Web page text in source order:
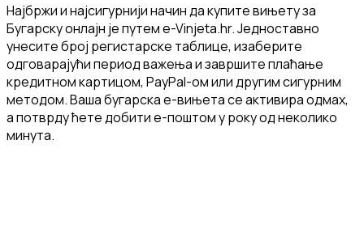
Најбржи и најсигурнији начин да купите вињету за
Бугарску онлајн је путем e-Vinjeta.hr. Једноставно
унесите број регистарске таблице, изаберите
одговарајући период важења и завршите плаћање
кредитном картицом, PayPal-ом или другим сигурним
методом. Ваша бугарска е-вињета се активира одмах,
а потврду ћете добити е-поштом у року од неколико
минута.